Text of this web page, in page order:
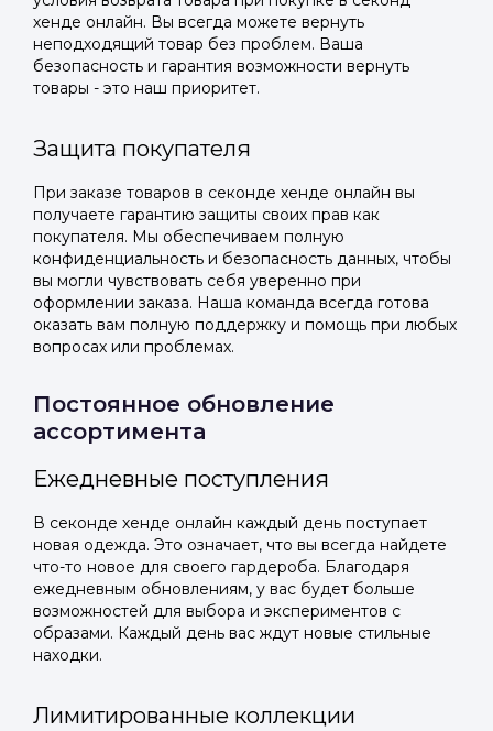
хенде онлайн. Вы всегда можете вернуть
неподходящий товар без проблем. Ваша
безопасность и гарантия возможности вернуть
товары - это наш приоритет.
Защита покупателя
При заказе товаров в секонде хенде онлайн вы
получаете гарантию защиты своих прав как
покупателя. Мы обеспечиваем полную
конфиденциальность и безопасность данных, чтобы
вы могли чувствовать себя уверенно при
оформлении заказа. Наша команда всегда готова
оказать вам полную поддержку и помощь при любых
вопросах или проблемах.
Постоянное обновление
ассортимента
Ежедневные поступления
В секонде хенде онлайн каждый день поступает
новая одежда. Это означает, что вы всегда найдете
что-то новое для своего гардероба. Благодаря
ежедневным обновлениям, у вас будет больше
возможностей для выбора и экспериментов с
образами. Каждый день вас ждут новые стильные
находки.
Лимитированные коллекции